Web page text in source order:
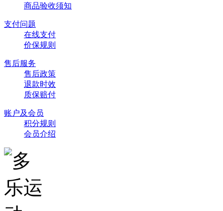
商品验收须知
支付问题
在线支付
价保规则
售后服务
售后政策
退款时效
质保赔付
账户及会员
积分规则
会员介绍